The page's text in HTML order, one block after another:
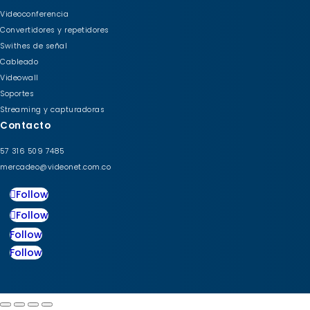
Videoconferencia
Convertidores y repetidores
Swithes de señal
Cableado
Videowall
Soportes
Streaming y capturadoras
Contacto
57 316 509 7485
mercadeo@videonet.com.co
Follow
Follow
Follow
Follow